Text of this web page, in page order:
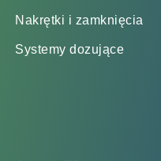
Nakrętki i zamknięcia
Systemy dozujące